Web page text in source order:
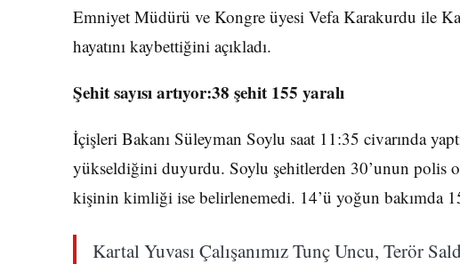
Emniyet Müdürü ve Kongre üyesi Vefa Karakurdu ile
hayatını kaybettiğini açıkladı.
Şehit sayısı artıyor:38 şehit 155 yaralı
İçişleri Bakanı Süleyman Soylu saat 11:35 civarında
yükseldiğini duyurdu. Soylu şehitlerden 30’unun polis
kişinin kimliği ise belirlenemedi. 14’ü yoğun bakımda
Kartal Yuvası Çalışanımız Tunç Uncu, Terör